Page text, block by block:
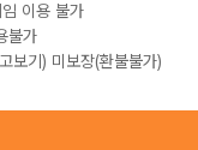
이용 불가
불가
보기) 미보장(환불불가)